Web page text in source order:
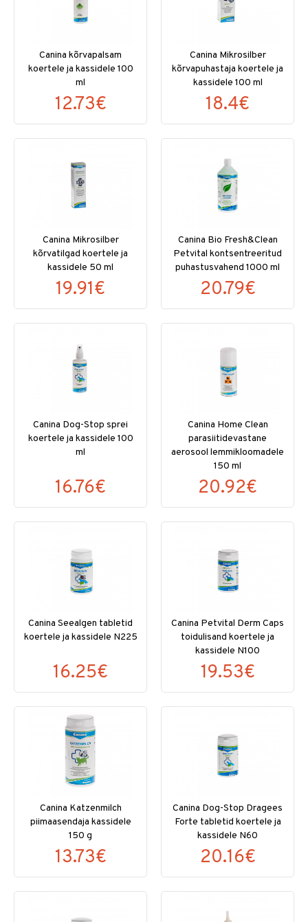
Canina kõrvapalsam
koertele ja kassidele 100
ml
12.73€
Canina Mikrosilber
kõrvapuhastaja koertele ja
kassidele 100 ml
18.4€
Canina Mikrosilber
kõrvatilgad koertele ja
kassidele 50 ml
19.91€
Canina Bio Fresh&Clean
Petvital kontsentreeritud
puhastusvahend 1000 ml
20.79€
Canina Dog-Stop sprei
koertele ja kassidele 100
ml
16.76€
Canina Home Clean
parasiitidevastane
aerosool lemmikloomadele
150 ml
20.92€
Canina Seealgen tabletid
koertele ja kassidele N225
16.25€
Canina Petvital Derm Caps
toidulisand koertele ja
kassidele N100
19.53€
Canina Katzenmilch
piimaasendaja kassidele
150 g
13.73€
Canina Dog-Stop Dragees
Forte tabletid koertele ja
kassidele N60
20.16€